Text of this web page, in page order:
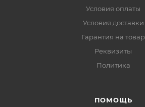
Условия оплаты
Условия доставки
Гарантия на товар
Реквизиты
Политика
ПОМОЩЬ